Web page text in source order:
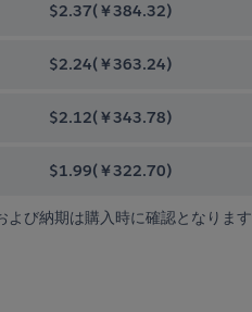
$2.37(￥384.32)
$2.24(￥363.24)
$2.12(￥343.78)
$1.99(￥322.70)
よび納期は購入時に確認となります